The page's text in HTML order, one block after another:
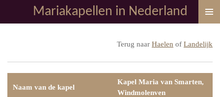
direct
Mariakapellen in Nederland
Terug naar Haelen of Landelijk
Naam van de kapel
Kapel Maria van Smarten,
Windmolenven